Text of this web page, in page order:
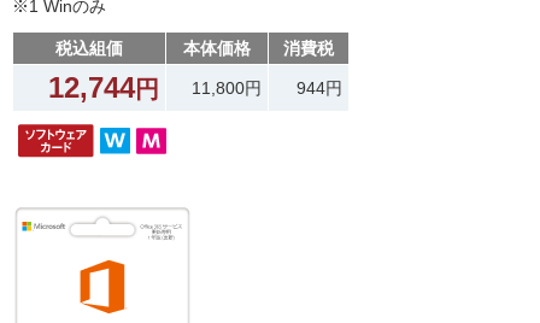
※1 Winのみ
税込組価 本体価格 消費税
12,744円 11,800円 944円